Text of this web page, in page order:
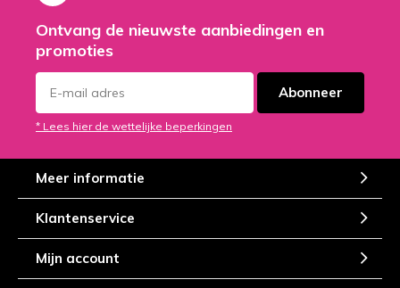
Ontvang de nieuwste aanbiedingen en
promoties
Abonneer
* Lees hier de wettelijke beperkingen
Meer informatie
Klantenservice
Mijn account